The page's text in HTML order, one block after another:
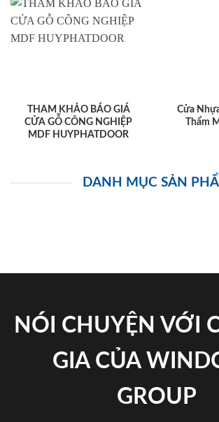
THAM KHẢO BÁO GIÁ
CỬA GỖ CÔNG NGHIỆP
MDF HUYPHATDOOR
Cửa
Thẩm
DANH MỤC SẢN
NÓI CHUYỆN VỚI
GIA CỦA
GROUP